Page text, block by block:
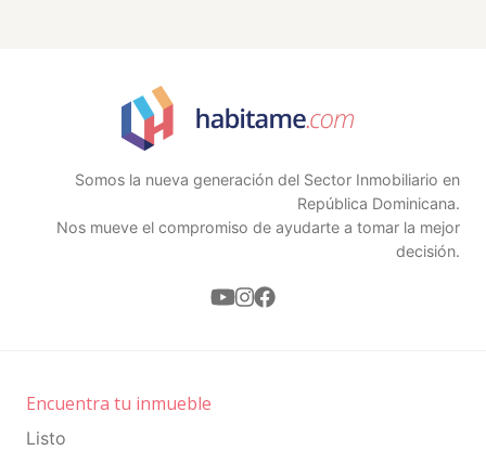
Parqueo privado
Características del residencial:
Área de BBQ
Área juego de niños
Caminería
Somos la nueva generación del Sector Inmobiliario en
República Dominicana.
Nos mueve el compromiso de ayudarte a tomar la mejor
decisión.
Encuentra tu inmueble
Listo